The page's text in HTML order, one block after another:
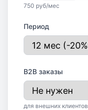
750 руб/мес
Период
B2B заказы
для внешних клиентов